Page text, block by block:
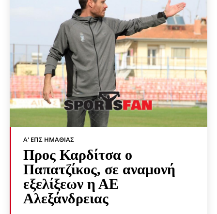
Α' ΕΠΣ ΗΜΑΘΊΑΣ
Προς Καρδίτσα ο
Παπατζίκος, σε αναμονή
εξελίξεων η ΑΕ
Αλεξάνδρειας